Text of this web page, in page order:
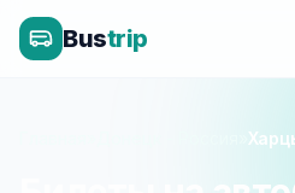
Bustrip